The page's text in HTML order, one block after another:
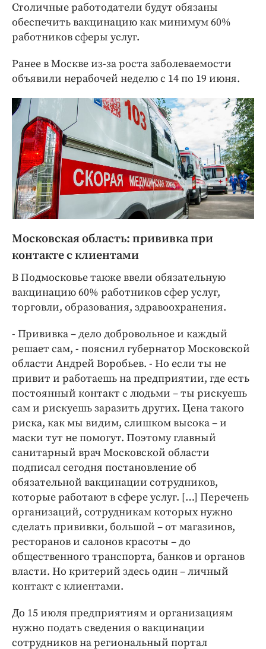
Столичные работодатели будут обязаны
обеспечить вакцинацию как минимум 60%
работников сферы услуг.
Ранее в Москве из-за роста заболеваемости
объявили нерабочей неделю с 14 по 19 июня.
Московская область: прививка при
контакте с клиентами
В Подмосковье также ввели обязательную
вакцинацию 60% работников сфер услуг,
торговли, образования, здравоохранения.
- Прививка – дело добровольное и каждый
решает сам, - пояснил губернатор Московской
области Андрей Воробьев. - Но если ты не
привит и работаешь на предприятии, где есть
постоянный контакт с людьми – ты рискуешь
сам и рискуешь заразить других. Цена такого
риска, как мы видим, слишком высока – и
маски тут не помогут. Поэтому главный
санитарный врач Московской области
подписал сегодня постановление об
обязательной вакцинации сотрудников,
которые работают в сфере услуг. […] Перечень
организаций, сотрудникам которых нужно
сделать прививки, большой – от магазинов,
ресторанов и салонов красоты – до
общественного транспорта, банков и органов
власти. Но критерий здесь один – личный
контакт с клиентами.
До 15 июля предприятиям и организациям
нужно подать сведения о вакцинации
сотрудников на региональный портал